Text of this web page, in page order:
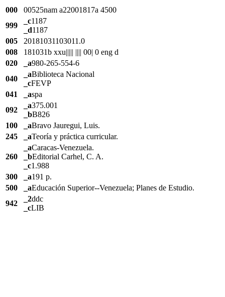
000
00525nam a22001817a 4500
999
_c1187
_d1187
005
20181031103011.0
008
181031b xxu||||| |||| 00| 0 eng d
020
_a980-265-554-6
040
_aBiblioteca Nacional
_cFEVP
041
_aspa
092
_a375.001
_bB826
100
_aBravo Jauregui, Luis.
245
_aTeoría y práctica curricular.
260
_aCaracas-Venezuela.
_bEditorial Carhel, C. A.
_c1.988
300
_a191 p.
500
_aEducación Superior--Venezuela; Planes de Estudio.
942
_2ddc
_cLIB